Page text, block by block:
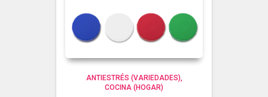
ANTIESTRÉS (VARIEDADES)
COCINA (HOGAR)